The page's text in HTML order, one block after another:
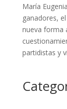
María
ganadores,
nueva forma
partidistas y